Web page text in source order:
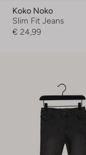
Koko Noko
Slim Fit Jeans
€ 24,99